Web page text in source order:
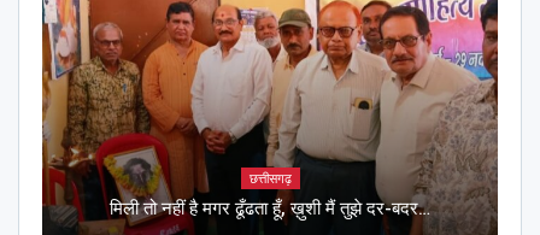
छत्तीसगढ़
मिली तो नहीं है मगर ढूँढता हूँ, ख़ुशी मैं तुझे दर-बदर…